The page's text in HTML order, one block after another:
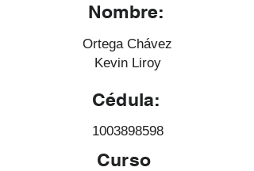
Nombre:
Ortega Chávez
Kevin Liroy
Cédula:
1003898598
Curso